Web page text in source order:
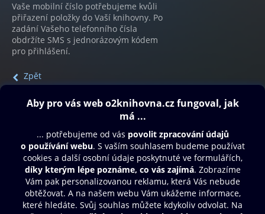
Vaše mobilní číslo potřebujeme kvůli
přiřazení položky do Vaší knihovny. Po
zadání Vašeho telefonního čísla
obdržíte SMS s jednorázovým kódem
pro přihlášení.
Zpět
Obsah ke stažení
Moje O2 Knihovna
Další zábava